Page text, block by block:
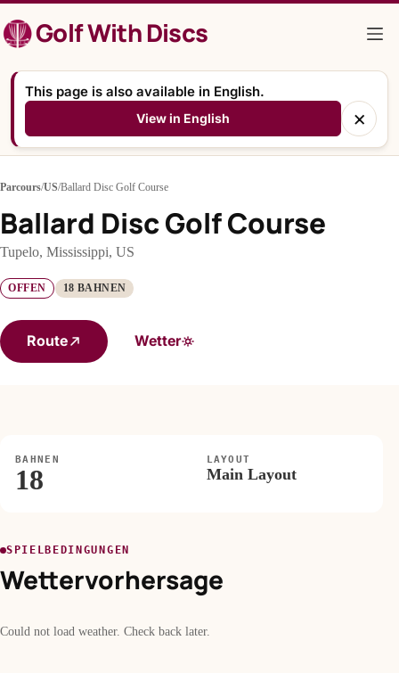
Inhalt
springenGolf With Discs
This page is also available in English.
View in English ×
Parcours/US/Ballard Disc Golf Course
Ballard Disc Golf Course
Tupelo, Mississippi, US
OFFEN 18 BAHNEN
Route Wetter
BAHNEN
18
LAYOUT
Main Layout
SPIELBEDINGUNGEN
Wettervorhersage
Could not load weather. Check back later.